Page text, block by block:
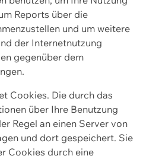
Reports über die
und um weitere
der Internetnutzung
gegenüber dem
Cookies. Die durch das
über Ihre Benutzung
Regel an einen Server von
und dort gespeichert. Sie
Cookies durch eine